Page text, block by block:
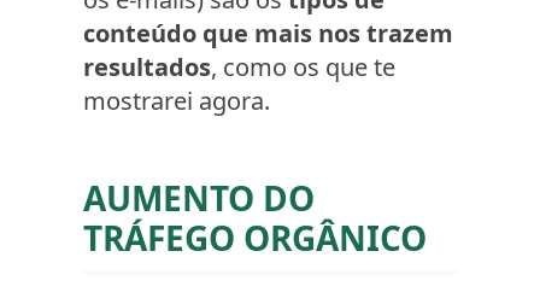
conteúdo que mais nos trazem
resultados, como os que te
mostrarei agora.
AUMENTO DO
TRÁFEGO ORGÂNICO